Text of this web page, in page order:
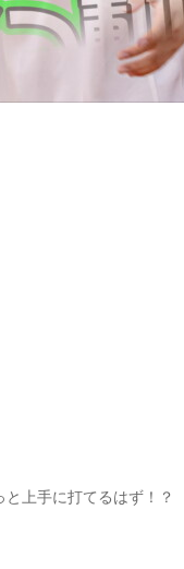
上手に打てるはず！？